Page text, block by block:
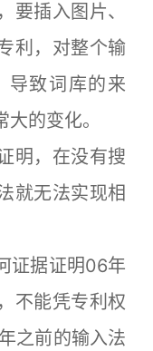
要插入图片、
利，对整个输
导致词库的来
的变化。
明，在没有搜
就无法实现相
证据证明06年
不能凭专利权
之前的输入法